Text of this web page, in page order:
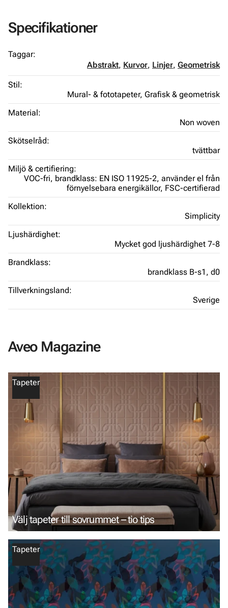
Specifikationer
Taggar:
Abstrakt, Kurvor, Linjer, Geometrisk
Stil:
Mural- & fototapeter, Grafisk & geometrisk
Material:
Non woven
Skötselråd:
tvättbar
Miljö & certifiering:
VOC-fri, brandklass: EN ISO 11925-2, använder el från
förnyelsebara energikällor, FSC-certifierad
Kollektion:
Simplicity
Ljushärdighet:
Mycket god ljushärdighet 7-8
Brandklass:
brandklass B-s1, d0
Tillverkningsland:
Sverige
Aveo Magazine
Tapeter
Välj tapeter till sovrummet – tio tips
Tapeter